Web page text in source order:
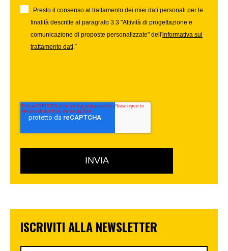
Presto il consenso al trattamento dei miei dati personali per le
finalità descritte al paragrafo 3.3 "Attività di progettazione e
comunicazione di proposte personalizzate" dell'informativa sul
trattamento dati.*
ISCRIVITI ALLA NEWSLETTER